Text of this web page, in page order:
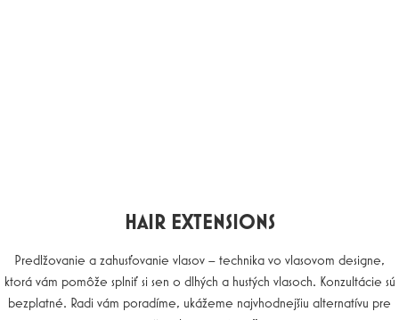
HAIR EXTENSIONS
Predlžovanie a zahusťovanie vlasov – technika vo vlasovom designe,
ktorá vám pomôže splniť si sen o dlhých a hustých vlasoch. Konzultácie sú
bezplatné. Radi vám poradíme, ukážeme najvhodnejšiu alternatívu pre